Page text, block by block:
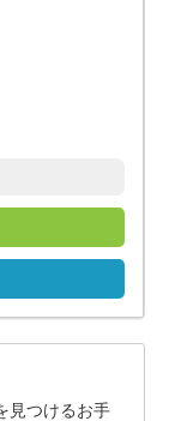
見つけるお手